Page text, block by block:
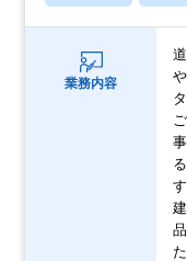
業務内容
す